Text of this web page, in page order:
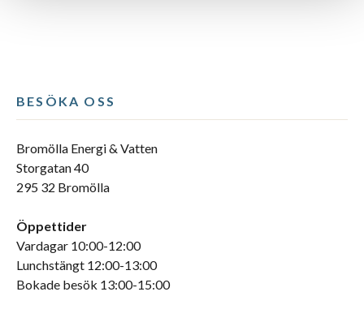
BESÖKA OSS
Bromölla Energi & Vatten
Storgatan 40
295 32 Bromölla
Öppettider
Vardagar 10:00-12:00
Lunchstängt 12:00-13:00
Bokade besök 13:00-15:00